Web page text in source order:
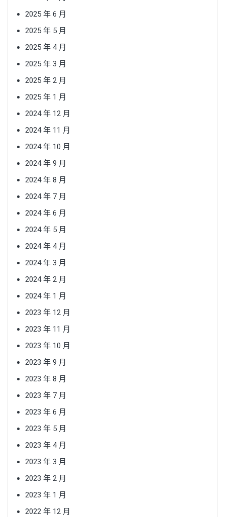
2025 年 6 月
2025 年 5 月
2025 年 4 月
2025 年 3 月
2025 年 2 月
2025 年 1 月
2024 年 12 月
2024 年 11 月
2024 年 10 月
2024 年 9 月
2024 年 8 月
2024 年 7 月
2024 年 6 月
2024 年 5 月
2024 年 4 月
2024 年 3 月
2024 年 2 月
2024 年 1 月
2023 年 12 月
2023 年 11 月
2023 年 10 月
2023 年 9 月
2023 年 8 月
2023 年 7 月
2023 年 6 月
2023 年 5 月
2023 年 4 月
2023 年 3 月
2023 年 2 月
2023 年 1 月
2022 年 12 月